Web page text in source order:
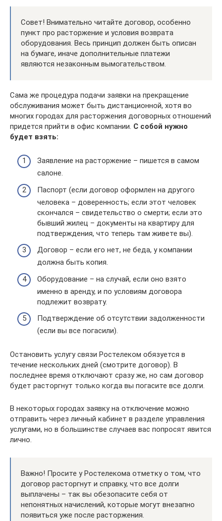
Совет! Внимательно читайте договор, особенно
пункт про расторжение и условия возврата
оборудования. Весь принцип должен быть описан
на бумаге, иначе дополнительные платежи
являются незаконным вымогательством.
Сама же процедура подачи заявки на прекращение
обслуживания может быть дистанционной, хотя во
многих городах для расторжения договорных отношений
придется прийти в офис компании. С собой нужно
будет взять:
Заявление на расторжение – пишется в самом
салоне.
Паспорт (если договор оформлен на другого
человека – доверенность; если этот человек
скончался – свидетельство о смерти; если это
бывший жилец – документы на квартиру для
подтверждения, что теперь там живете вы).
Договор – если его нет, не беда, у компании
должна быть копия.
Оборудование – на случай, если оно взято
именно в аренду, и по условиям договора
подлежит возврату.
Подтверждение об отсутствии задолженности
(если вы все погасили).
Остановить услугу связи Ростелеком обязуется в
течение нескольких дней (смотрите договор). В
последнее время отключают сразу же, но сам договор
будет расторгнут только когда вы погасите все долги.
В некоторых городах заявку на отключение можно
отправить через личный кабинет в разделе управления
услугами, но в большинстве случаев вас попросят явится
лично.
Важно! Просите у Ростелекома отметку о том, что
договор расторгнут и справку, что все долги
выплачены – так вы обезопасите себя от
непонятных начислений, которые могут внезапно
появиться уже после расторжения.